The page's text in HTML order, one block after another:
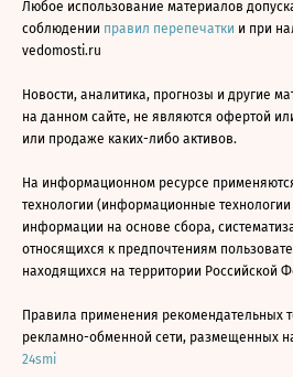
Любое использование материалов
соблюдении правил перепечатки и при
vedomosti.ru
Новости, аналитика, прогнозы и другие
на данном сайте, не являются офертой
или продаже каких-либо активов.
На информационном ресурсе
технологии (информационные
информации на основе сбора,
относящихся к предпочтениям
находящихся на территории Российской
Правила применения рекомендательных
рекламно-обменной сети, размещенных
24smi